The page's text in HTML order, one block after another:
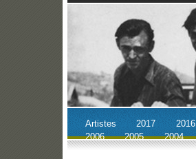
Artistes 2017 2016
2006
2005 2004